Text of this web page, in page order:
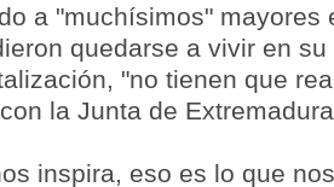
a "muchísimos" mayores
quedarse a vivir en
"no tienen que
la Junta de
inspira, eso es lo que